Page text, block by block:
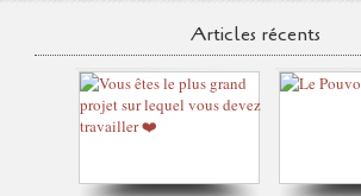
Articles récents